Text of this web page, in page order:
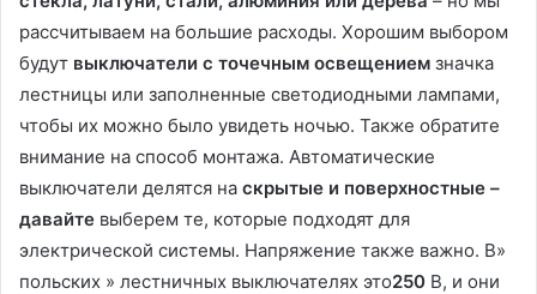
рассчитываем на большие расходы. Хорошим выбором
будут выключатели с точечным освещением значка
лестницы или заполненные светодиодными лампами,
чтобы их можно было увидеть ночью. Также обратите
внимание на способ монтажа. Автоматические
выключатели делятся на скрытые и поверхностные –
давайте выберем те, которые подходят для
электрической системы. Напряжение также важно. В»
польских » лестничных выключателях это250 В, и они